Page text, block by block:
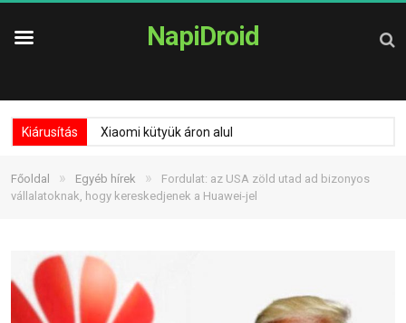
NapiDroid
Kiárusítás Xiaomi kütyük áron alul
Főoldal » Egyéb hírek »
Fordulat: az USA zöld utad ad bizonyos
vállalatoknak, hogy kereskedjenek a Huawei-jel